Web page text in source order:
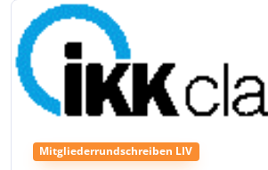
Mitgliederrundschreiben LIV